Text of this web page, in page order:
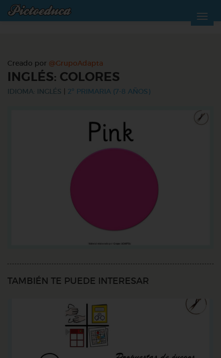
Creado por @GrupoAdapta
INGLÉS: COLORES
IDIOMA: INGLÉS 2º PRIMARIA (7-8 AÑOS)
TAMBIÉN TE PUEDE INTERESAR